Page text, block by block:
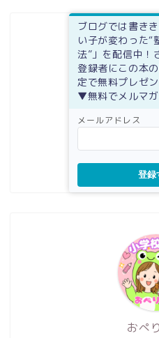
ブログでは書き
い子が変わった“
法”」を配信中！
登録者にこの本
定で無料プレゼ
▼無料でメルマ
メールアドレス
登録
おぺ